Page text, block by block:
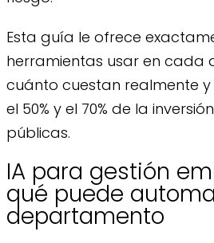
Esta guía le ofrece
herramientas usar en cada
cuánto cuestan realmente
el 50% y el 70% de la
públicas.
IA para gestión
qué puede
departamento